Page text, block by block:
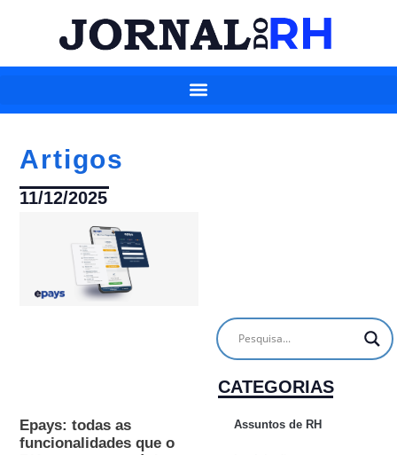
Artigos
11/12/2025
Epays: todas as
funcionalidades que o
CATEGORIAS
Assuntos de RH